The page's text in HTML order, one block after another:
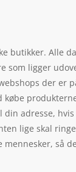
butikker. Alle
som ligger
der er
adresse,
lige skal
så